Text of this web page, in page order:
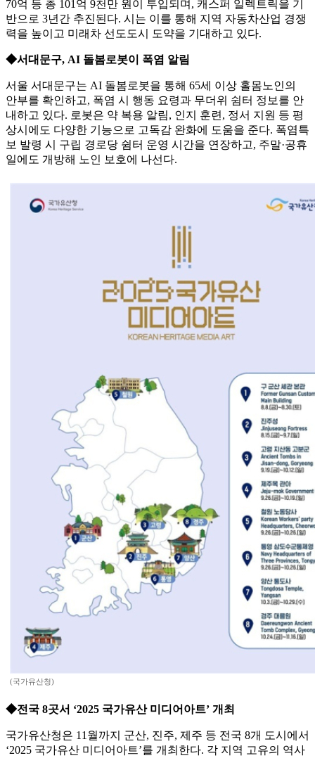
70억 등 총 101억 9천만 원이 투입되며, 캐스퍼 일렉트릭을 기
반으로 3년간 추진된다. 시는 이를 통해 지역 자동차산업 경쟁
력을 높이고 미래차 선도도시 도약을 기대하고 있다.
◆서대문구, AI 돌봄로봇이 폭염 알림
서울 서대문구는 AI 돌봄로봇을 통해 65세 이상 홀몸노인의
안부를 확인하고, 폭염 시 행동 요령과 무더위 쉼터 정보를 안
내하고 있다. 로봇은 약 복용 알림, 인지 훈련, 정서 지원 등 평
상시에도 다양한 기능으로 고독감 완화에 도움을 준다. 폭염특
보 발령 시 구립 경로당 쉼터 운영 시간을 연장하고, 주말·공휴
일에도 개방해 노인 보호에 나선다.
(국가유산청)
◆전국 8곳서 ‘2025 국가유산 미디어아트’ 개최
국가유산청은 11월까지 군산, 진주, 제주 등 전국 8개 도시에서
‘2025 국가유산 미디어아트’를 개최한다. 각 지역 고유의 역사